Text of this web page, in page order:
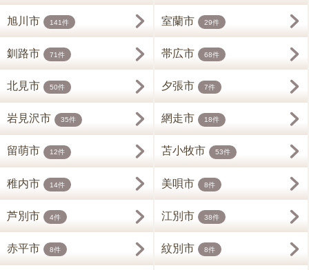
旭川市 141件 室蘭市 29件
釧路市 71件 帯広市 68件
北見市 50件 夕張市 7件
岩見沢市 35件 網走市 18件
留萌市 12件 苫小牧市 53件
稚内市 14件 美唄市 8件
芦別市 4件 江別市 38件
赤平市 8件 紋別市 8件